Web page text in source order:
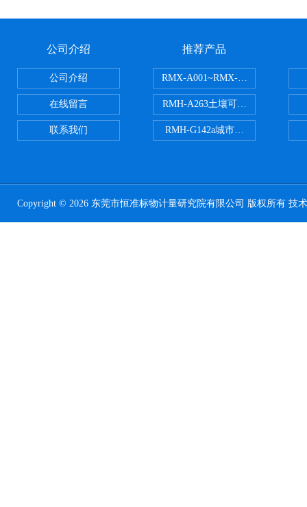
公司介绍
公司介绍
在线留言
联系我们
推荐产品
RMX-A001~RMX-A002丙烯酸涂
RMH-A263土壤可交换酸度分析标
RMH-G142a城市污水处理污泥中
Copyright © 2026 东莞市恒准标物计量研究院有限公司 版权所有 技